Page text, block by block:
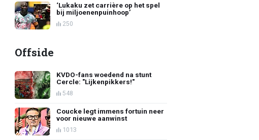
‘Lukaku zet carrière op het spel
bij miljoenenpuinhoop’
250
Offside
KVDO-fans woedend na stunt
Cercle: "Lijkenpikkers!"
548
Coucke legt immens fortuin neer
voor nieuwe aanwinst
1013